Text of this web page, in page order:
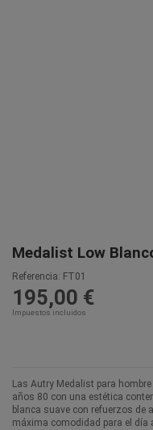
Medalist Low
Referencia: FT01
195,00 €
Impuestos incluidos
Las Autry Medalist para
años 80 con una estética
blanca suave con refuerzos de
máxima comodidad para el día